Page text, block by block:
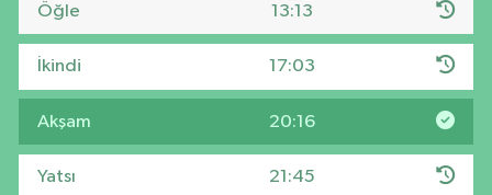
Öğle 13:13
İkindi 17:03
Akşam 20:16
Yatsı 21:45